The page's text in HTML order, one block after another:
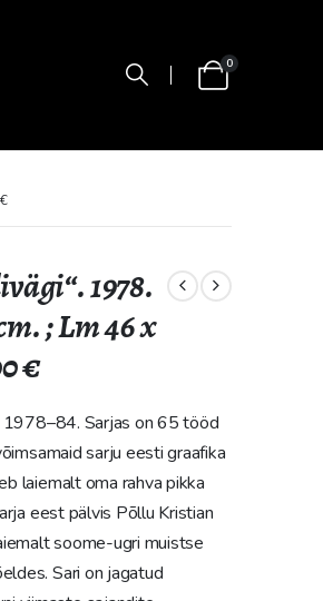
0
1978.
; Lm 46 x
€
1978–84. Sarjas on 65 tööd
sarju eesti graafika
laiemalt oma rahva pikka
eest pälvis Põllu Kristian
soome-ugri muistse
Sari on jagatud